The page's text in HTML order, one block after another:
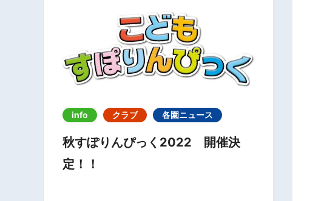
info クラブ 各園ニュース
秋すぽりんぴっく2022 開催決
定！！